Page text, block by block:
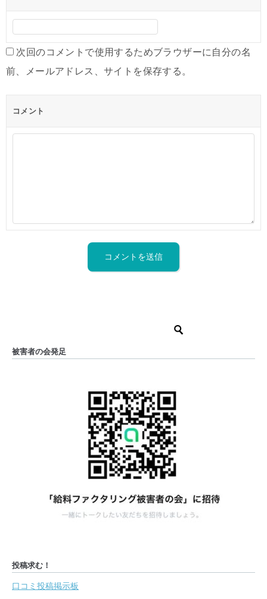
次回のコメントで使用するためブラウザーに自分の名
前、メールアドレス、サイトを保存する。
コメント
被害者の会発足
投稿求む！
口コミ投稿掲示板